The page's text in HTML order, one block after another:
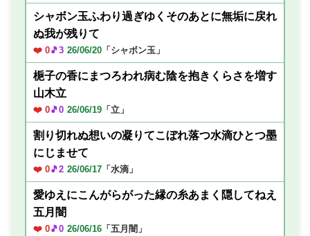
シャボン玉ふわり過ぎゆくそのあとに無垢に戻れ
ぬ我が残りて
❤️ 0🎵3 26/06/20 「シャボン玉」
梔子の香にまつろわれ病む陰を抱きくらさを増す
山木立
❤️ 0🎵0 26/06/19 「立」
割り切れぬ想いの凝りてこぼれ落つ水滴ひとつ墨
にじませて
❤️ 0🎵2 26/06/17 「水滴」
愛ゆえにこんがらがった縁の糸あまく隠してねえ
五月闇
❤️ 0🎵0 26/06/16 「五月闇」